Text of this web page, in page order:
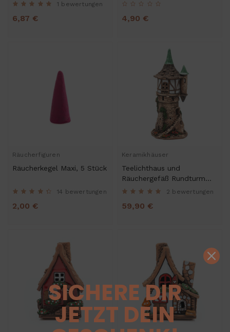
1 bewertungen
6,87 € 4,90 €
Räucherfiguren
Räucherkegel Maxi, 5 Stück
14 bewertungen
2,00 €
Keramikhäuser
Teelichthaus und
Räuchergefäß Rundturm
Rapunzel
2 bewertungen
59,90 €
SICHERE DIR
JETZT DEIN